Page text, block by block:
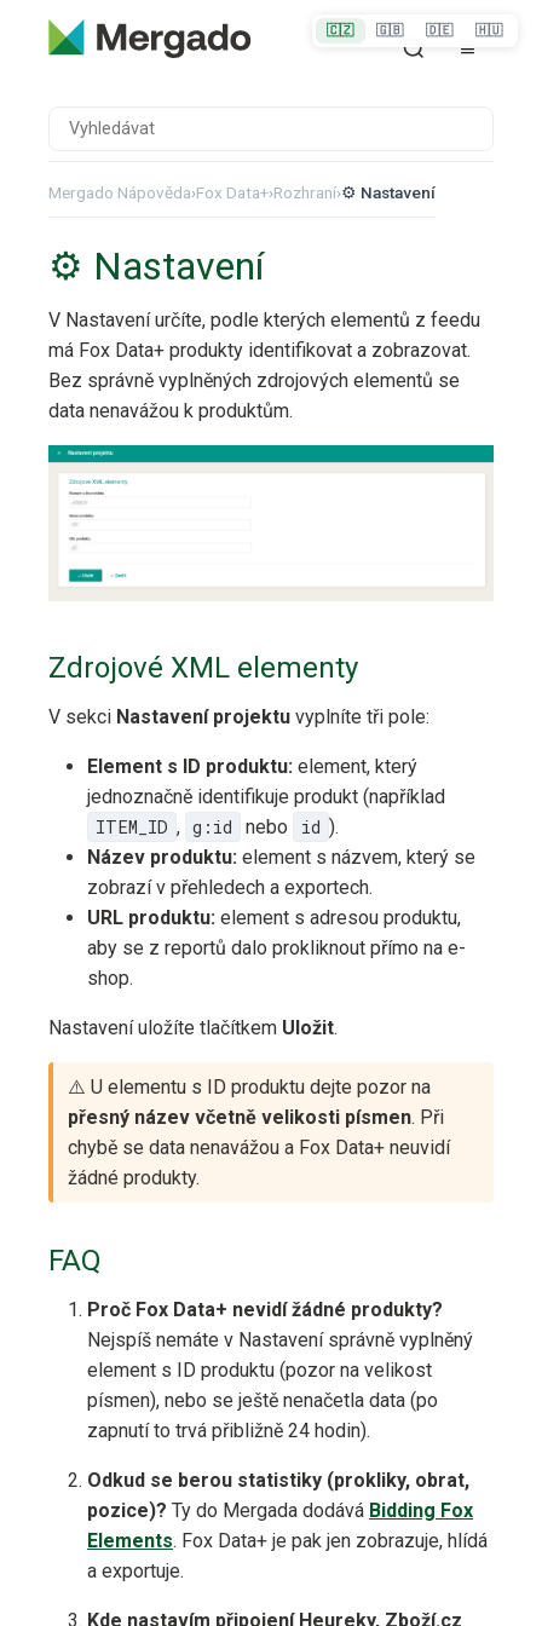
Mergado Nápověda›Fox Data+›Rozhraní›⚙️ Nastavení
⚙️ Nastavení
V Nastavení určíte, podle kterých elementů z feedu
má Fox Data+ produkty identifikovat a zobrazovat.
Bez správně vyplněných zdrojových elementů se
data nenavážou k produktům.
Zdrojové XML elementy
V sekci Nastavení projektu vyplníte tři pole:
Element s ID produktu: element, který
jednoznačně identifikuje produkt (například
ITEM_ID , g:id nebo id ).
Název produktu: element s názvem, který se
zobrazí v přehledech a exportech.
URL produktu: element s adresou produktu,
aby se z reportů dalo prokliknout přímo na e-
shop.
Nastavení uložíte tlačítkem Uložit.
⚠️ U elementu s ID produktu dejte pozor na
přesný název včetně velikosti písmen. Při
chybě se data nenavážou a Fox Data+ neuvidí
žádné produkty.
FAQ
Proč Fox Data+ nevidí žádné produkty?
Nejspíš nemáte v Nastavení správně vyplněný
element s ID produktu (pozor na velikost
písmen), nebo se ještě nenačetla data (po
zapnutí to trvá přibližně 24 hodin).
Odkud se berou statistiky (prokliky, obrat,
pozice)? Ty do Mergada dodává Bidding Fox
Elements. Fox Data+ je pak jen zobrazuje, hlídá
a exportuje.
Kde nastavím připojení Heureky, Zboží.cz
🇨🇿 🇬🇧 🇩🇪 🇭🇺